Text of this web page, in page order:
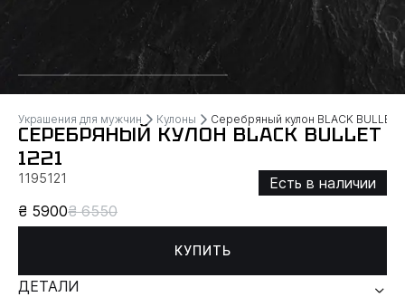
Украшения для мужчин Кулоны Серебряный кулон BLACK BULLET
СЕРЕБРЯНЫЙ КУЛОН BLACK BULLET
1221
1195121
Есть в наличии
₴ 5900₴ 6550
КУПИТЬ
ДЕТАЛИ